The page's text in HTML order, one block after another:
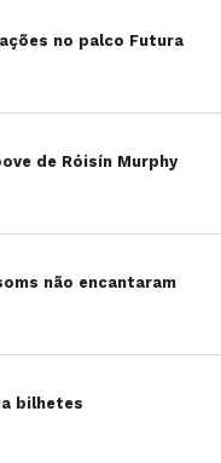
no palco Futura
de Róisín Murphy
não encantaram
bilhetes